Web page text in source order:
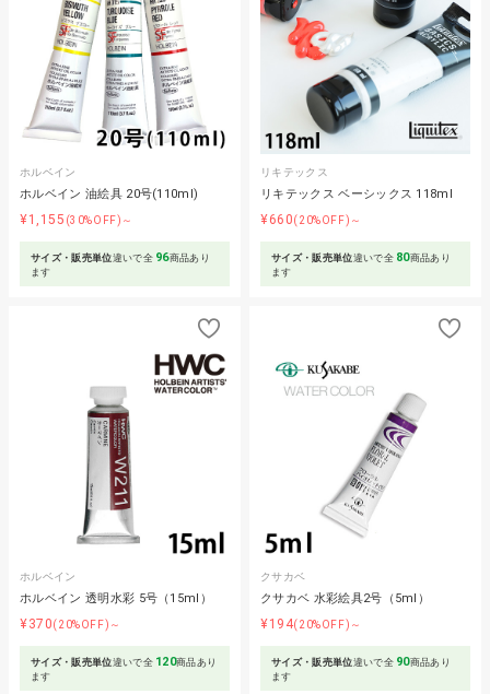
ホルベイン
ホルベイン 油絵具 20号(110ml)
¥1,155 (30%OFF)～
サイズ・販売単位違いで全 96商品あり
ます
リキテックス
リキテックス ベーシックス 118ml
¥660(20%OFF)～
サイズ・販売単位違いで全 80商品あり
ます
ホルベイン
ホルベイン 透明水彩 5号（15ml）
¥370(20%OFF)～
サイズ・販売単位違いで全 120商品あり
ます
クサカベ
クサカベ 水彩絵具2号（5ml）
¥194(20%OFF)～
サイズ・販売単位違いで全 90商品あり
ます